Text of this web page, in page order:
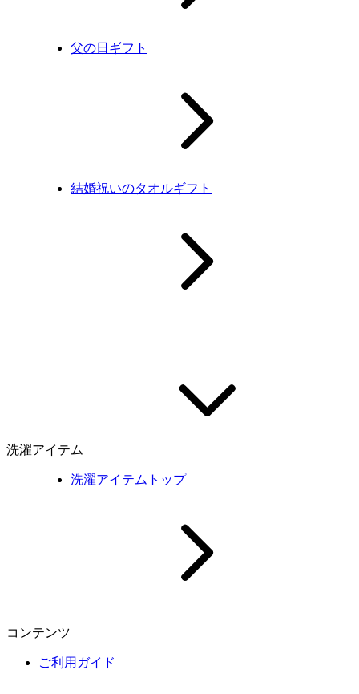
父の日ギフト
結婚祝いのタオルギフト
洗濯アイテム
洗濯アイテムトップ
コンテンツ
ご利用ガイド